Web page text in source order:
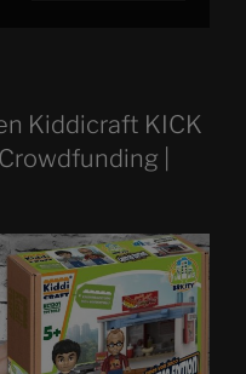
Kiddicraft KICK
|